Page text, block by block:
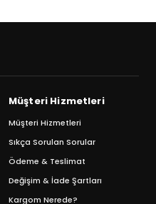
Müşteri Hizmetleri
Müşteri Hizmetleri
Sıkça Sorulan Sorular
Ödeme & Teslimat
Değişim & İade Şartları
Kargom Nerede?